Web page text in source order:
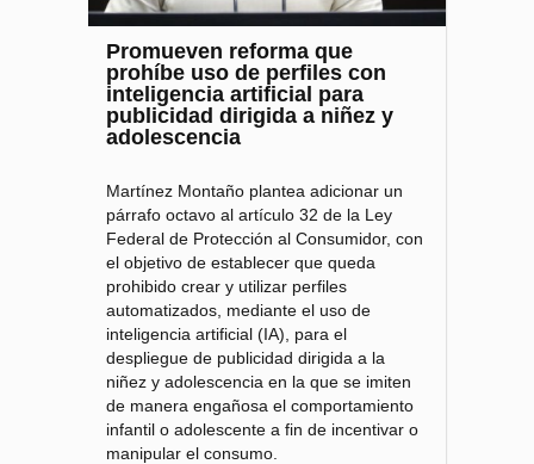
Promueven reforma que
prohíbe uso de perfiles con
inteligencia artificial para
publicidad dirigida a niñez y
adolescencia
Martínez Montaño plantea adicionar un
párrafo octavo al artículo 32 de la Ley
Federal de Protección al Consumidor, con
el objetivo de establecer que queda
prohibido crear y utilizar perfiles
automatizados, mediante el uso de
inteligencia artificial (IA), para el
despliegue de publicidad dirigida a la
niñez y adolescencia en la que se imiten
de manera engañosa el comportamiento
infantil o adolescente a fin de incentivar o
manipular el consumo.